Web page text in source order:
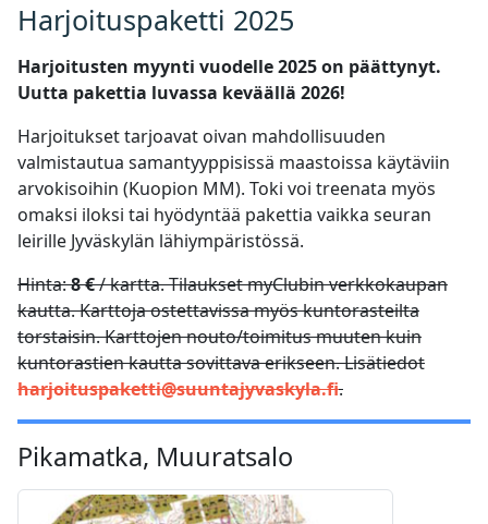
Harjoituspaketti 2025
Harjoitusten myynti vuodelle 2025 on päättynyt.
Uutta pakettia luvassa keväällä 2026!
Harjoitukset tarjoavat oivan mahdollisuuden
valmistautua samantyyppisissä maastoissa käytäviin
arvokisoihin (Kuopion MM). Toki voi treenata myös
omaksi iloksi tai hyödyntää pakettia vaikka seuran
leirille Jyväskylän lähiympäristössä.
Hinta:8 €/ kartta. Tilaukset myClubin verkkokaupan
kautta. Karttoja ostettavissa myös kuntorasteilta
torstaisin. Karttojen nouto/toimitus muuten kuin
kuntorastien kautta sovittava erikseen. Lisätiedot
harjoituspaketti@suuntajyvaskyla.fi.
Pikamatka, Muuratsalo